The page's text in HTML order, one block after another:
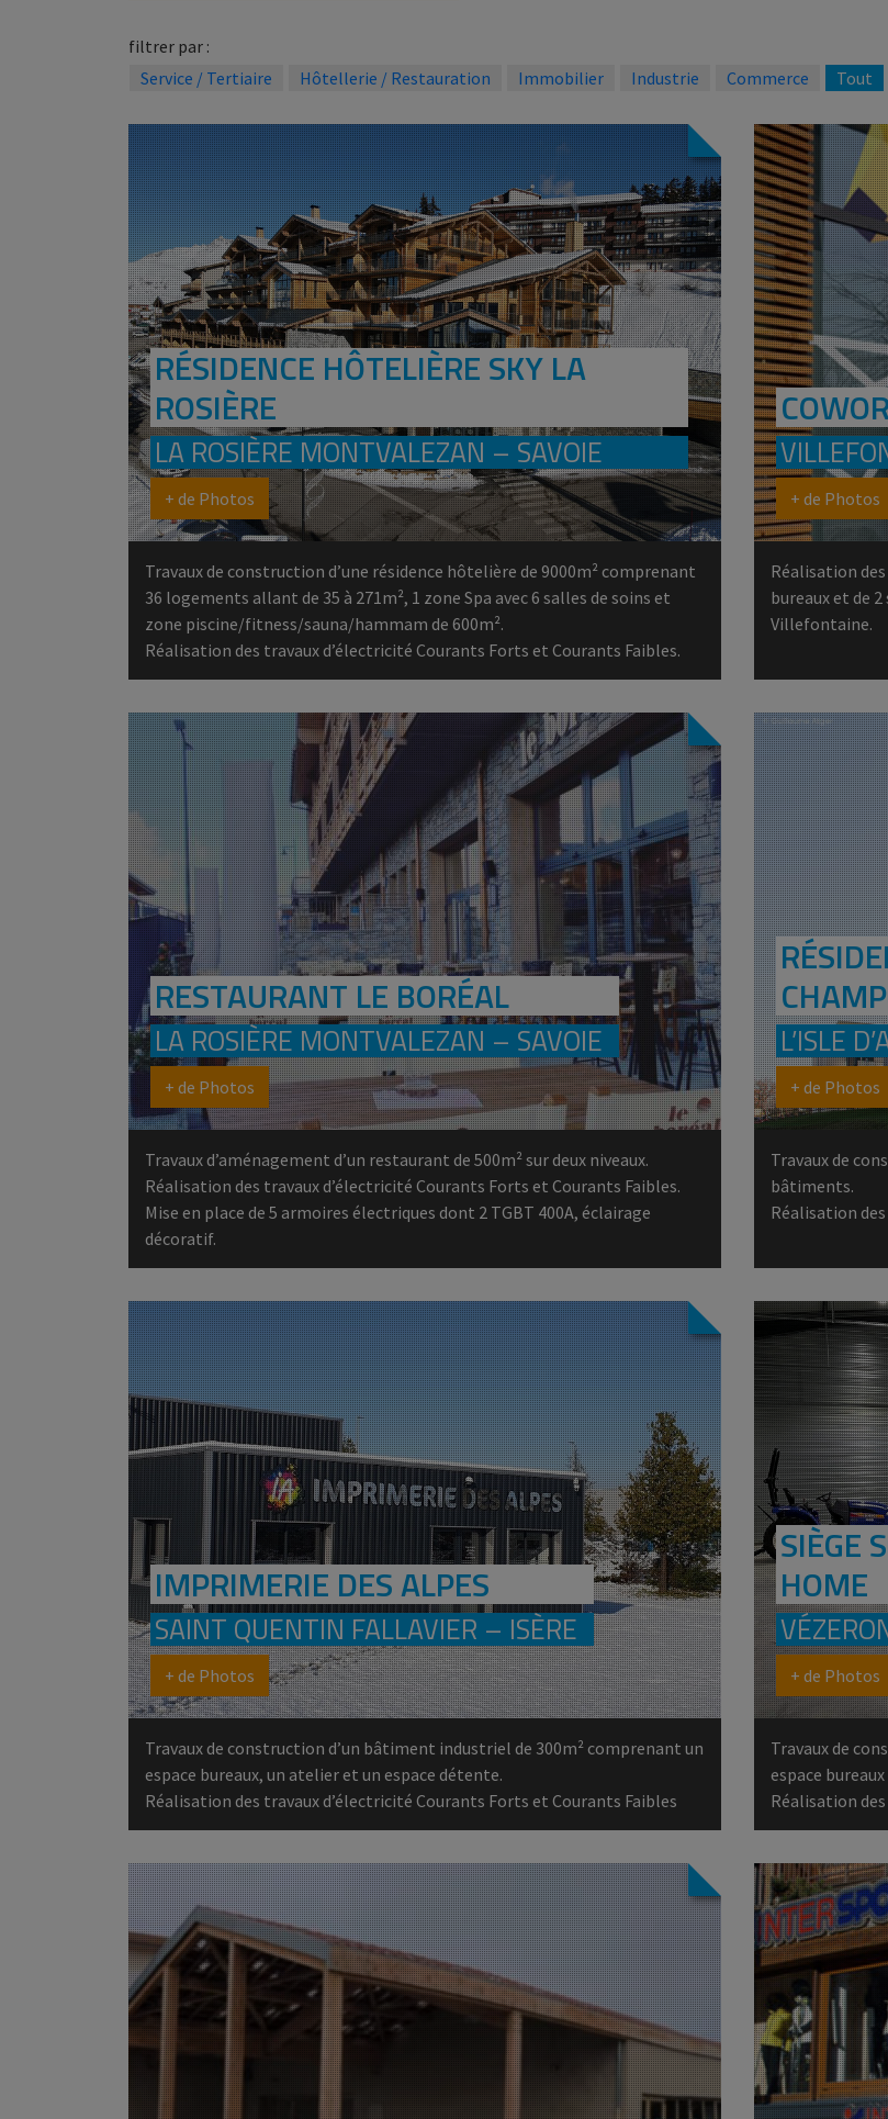
filtrer par :
Service / Tertiaire
Hôtellerie / Restauration Immobilier Industrie Commerce Tout
RÉSIDENCE HÔTELIÈRE SKY LA
ROSIÈRE
LA ROSIÈRE MONTVALEZAN – SAVOIE
+ de Photos
Travaux de construction d’une résidence hôtelière de 9000m² comprenant
36 logements allant de 35 à 271m², 1 zone Spa avec 6 salles de soins et
zone piscine/fitness/sauna/hammam de 600m².
Réalisation des travaux d’électricité Courants Forts et Courants Faibles.
+ de Photos
Réalisation des
bureaux et de
Villefontaine.
RESTAURANT LE BORÉAL
LA ROSIÈRE MONTVALEZAN – SAVOIE
+ de Photos
Travaux d’aménagement d’un restaurant de 500m² sur deux niveaux.
Réalisation des travaux d’électricité Courants Forts et Courants Faibles.
Mise en place de 5 armoires électriques dont 2 TGBT 400A, éclairage
décoratif.
L’ISLE
+ de Photos
Travaux de
bâtiments.
Réalisation
IMPRIMERIE DES ALPES
SAINT QUENTIN FALLAVIER – ISÈRE
+ de Photos
Travaux de construction d’un bâtiment industriel de 300m² comprenant un
espace bureaux, un atelier et un espace détente.
Réalisation des travaux d’électricité Courants Forts et Courants Faibles
SIÈGE
HOME
+ de Photos
Travaux de
espace
Réalisation